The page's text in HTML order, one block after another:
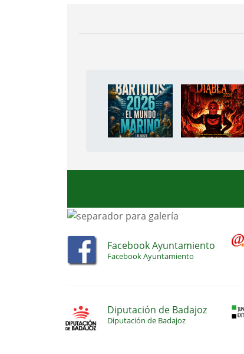
Facebook Ayuntamiento
Facebook Ayuntamiento
Diputación de Badajoz
Diputación de Badajoz